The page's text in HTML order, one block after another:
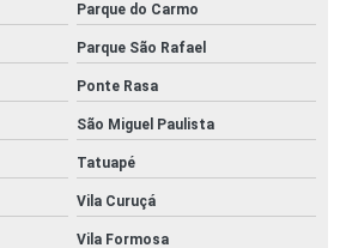
Parque do Carmo
Parque São Rafael
Ponte Rasa
São Miguel Paulista
Tatuapé
Vila Curuçá
Vila Formosa